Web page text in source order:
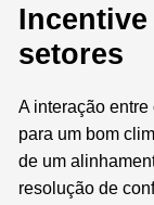
setores
A interação
para um bom
de um
resolução de